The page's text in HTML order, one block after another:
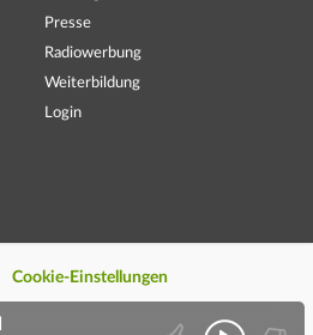
Presse
Radiowerbung
Weiterbildung
Login
Cookie-Einstellungen